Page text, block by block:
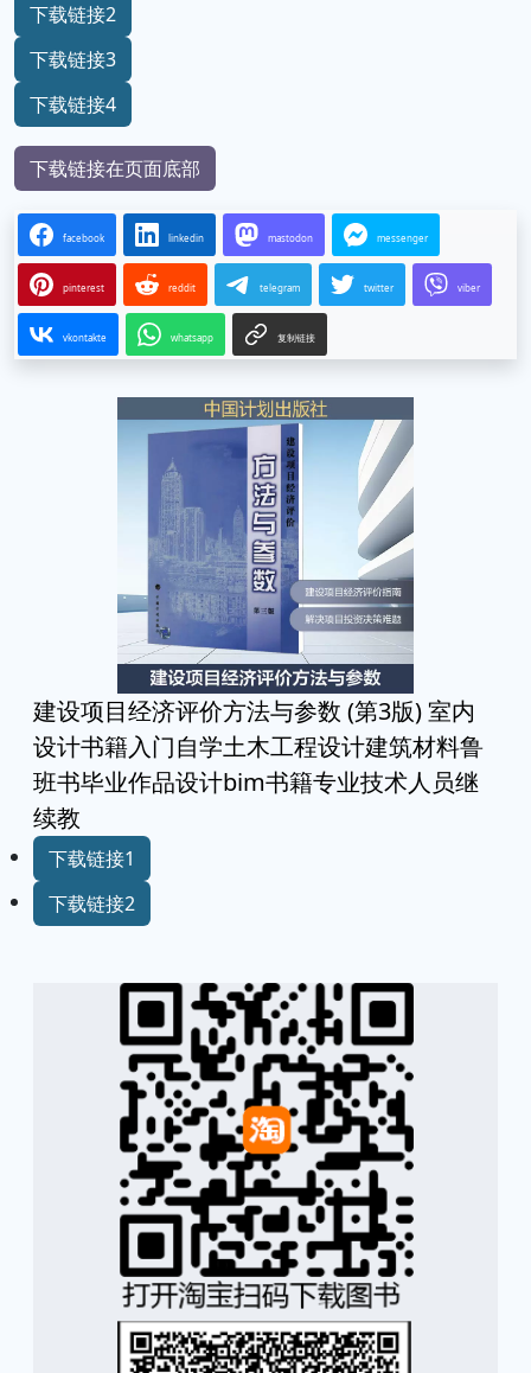
下载链接2
下载链接3
下载链接4
下载链接在页面底部
facebook linkedin mastodon messenger
pinterest reddit telegram twitter viber
vkontakte whatsapp 复制链接
建设项目经济评价方法与参数 (第3版) 室内
设计书籍入门自学土木工程设计建筑材料鲁
班书毕业作品设计bim书籍专业技术人员继
续教
下载链接1
下载链接2